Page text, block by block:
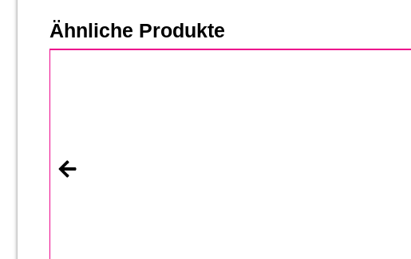
Ähnliche Produkte